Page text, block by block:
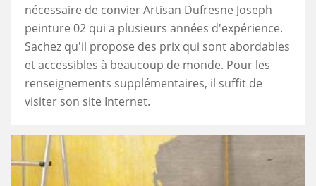
nécessaire de convier Artisan Dufresne Joseph
peinture 02 qui a plusieurs années d'expérience.
Sachez qu'il propose des prix qui sont abordables
et accessibles à beaucoup de monde. Pour les
renseignements supplémentaires, il suffit de
visiter son site Internet.